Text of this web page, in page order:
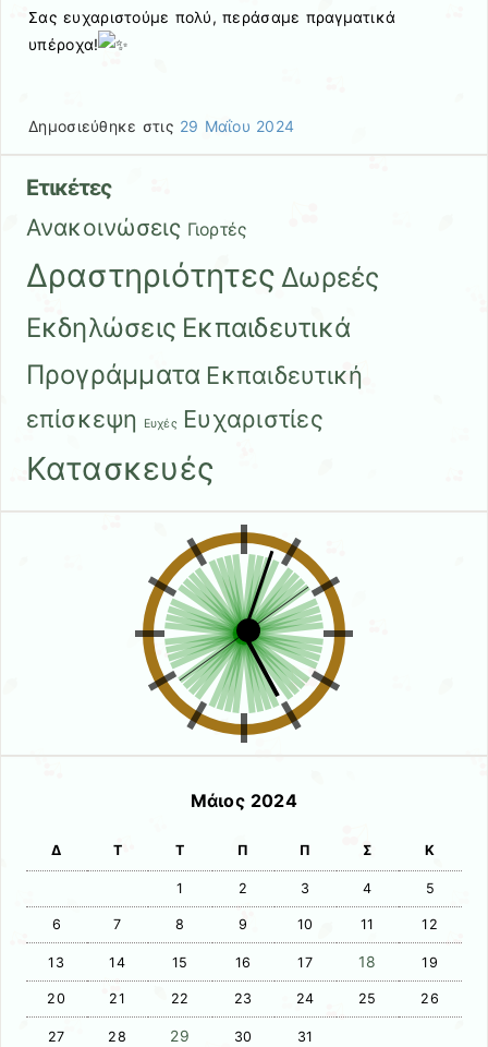
Σας ευχαριστούμε πολύ, περάσαμε πραγματικά
υπέροχα!
Δημοσιεύθηκε στις 29 Μαΐου 2024
Ετικέτες
Ανακοινώσεις Γιορτές
Δραστηριότητες Δωρεές
Εκδηλώσεις Εκπαιδευτικά
Προγράμματα Εκπαιδευτική
επίσκεψη
Ευχές Ευχαριστίες
Κατασκευές
Μάιος 2024
Δ Τ Τ Π Π Σ Κ
1 2 3 4 5
6 7 8 9 10 11 12
13 14 15 16 17 18 19
20 21 22 23 24 25 26
27 28 29 30 31